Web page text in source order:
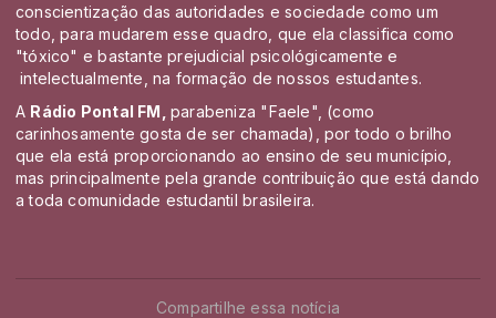
conscientização das autoridades e sociedade como um
todo, para mudarem esse quadro, que ela classifica como
"tóxico" e bastante prejudicial psicológicamente e
intelectualmente, na formação de nossos estudantes.
A Rádio Pontal FM, parabeniza "Faele", (como
carinhosamente gosta de ser chamada), por todo o brilho
que ela está proporcionando ao ensino de seu município,
mas principalmente pela grande contribuição que está dando
a toda comunidade estudantil brasileira.
Compartilhe essa notícia